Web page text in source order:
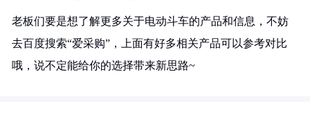
老板们要是想了解更多关于电动斗车的产品和信息，不妨
去百度搜索“爱采购”，上面有好多相关产品可以参考对比
哦，说不定能给你的选择带来新思路~